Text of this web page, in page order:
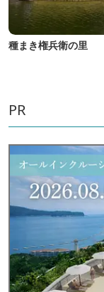
種まき権兵衛の里
PR